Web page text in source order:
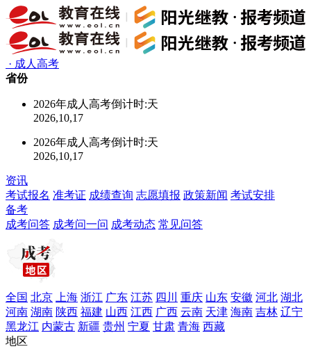
· 成人高考
省份
2026年成人高考倒计时:天
2026,10,17
2026年成人高考倒计时:天
2026,10,17
资讯
考试报名 准考证 成绩查询 志愿填报 政策新闻 考试安排
备考
成考问答 成考问一问 成考动态 常见问答
全国 北京 上海 浙江 广东 江苏 四川 重庆 山东 安徽 河北 湖北
河南 湖南 陕西 福建 山西 江西 广西 云南 天津 海南 吉林 辽宁
黑龙江 内蒙古 新疆 贵州 宁夏 甘肃 青海 西藏
地区